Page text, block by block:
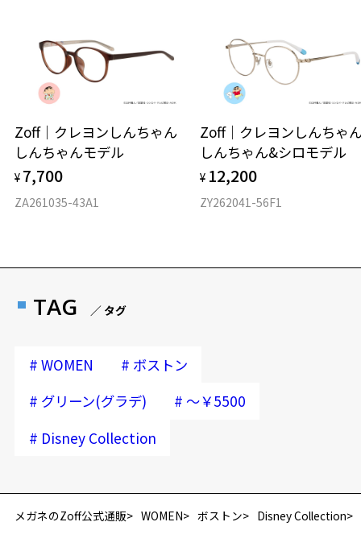
再入荷お知らせメールのお申し込み
Zoff｜クレヨンしんちゃん
しんちゃんモデル
¥ 7,700
ZA261035-43A1
Zoff｜クレヨンしんち
しんちゃん&シロモデル
¥ 12,200
ZY262041-56F1
TAG ／ タグ
# WOMEN # ボストン
# グリーン(グラデ) # ～￥5500
# Disney Collection
メガネのZoff公式通販 WOMEN ボストン Disney Collection